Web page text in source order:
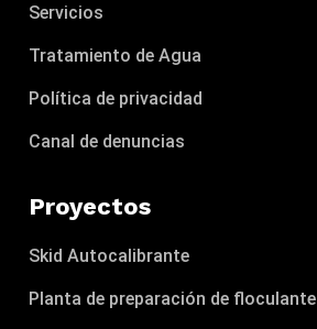
Servicios
Tratamiento de Agua
Política de privacidad
Canal de denuncias
Proyectos
Skid Autocalibrante
Planta de preparación de floculante